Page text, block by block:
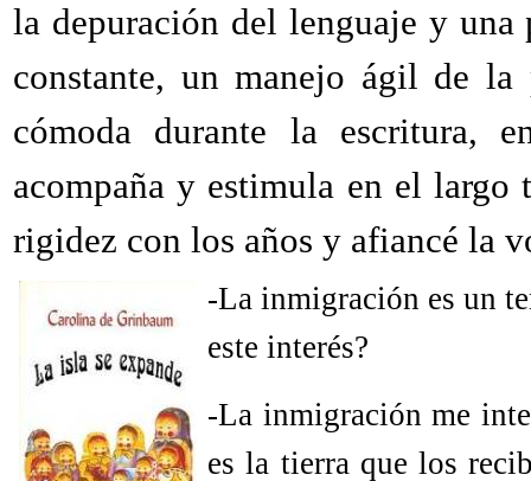
la depuración del lenguaje y
constante, un manejo ágil de
cómoda durante la escritura,
acompaña y estimula en el
rigidez con los años y afiancé la
-La inmigración es un
este interés?
-La inmigración me
es la tierra que los